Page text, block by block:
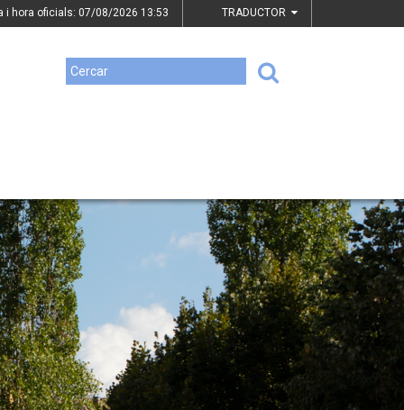
i hora oficials: 07/08/2026 13:53 TRADUCTOR